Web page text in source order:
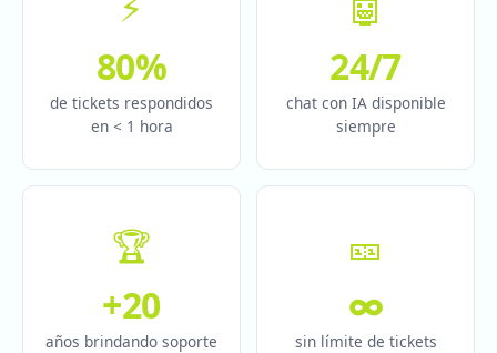
80%
de tickets respondidos
en < 1 hora
24/7
chat con IA disponible
siempre
🏆
+20
años brindando soporte
🎫
∞
sin límite de tickets